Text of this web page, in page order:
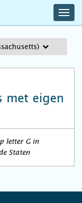
met eigen
letter G in
Staten